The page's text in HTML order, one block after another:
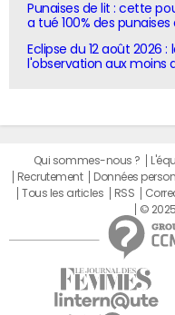
Punaises de lit : cette
a tué 100% des
Eclipse du 12 août 2026
l'observation aux moins
Qui sommes-nous ?
Recrutement
Données
Tous les articles
RSS
©